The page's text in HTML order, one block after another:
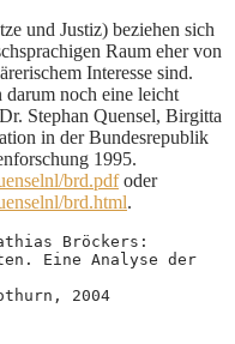
und Justiz) beziehen sich
Raum eher von
Interesse sind.
noch eine leicht
Stephan Quensel, Birgitta
in der Bundesrepublik
1995.
brd.pdfoder
brd.html.
Bröckers:
Eine Analyse der
2004